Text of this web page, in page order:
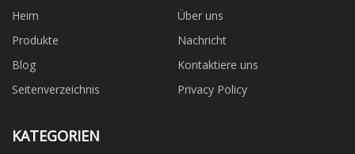
Heim
Über uns
Produkte
Nachricht
Blog
Kontaktiere uns
Seitenverzeichnis
Privacy Policy
KATEGORIEN